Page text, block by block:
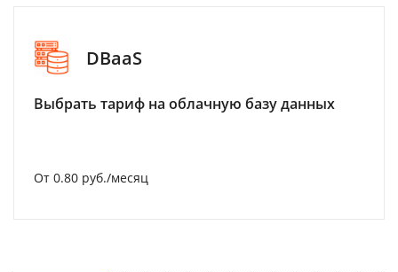
DBaaS
Выбрать тариф на облачную базу данных
От 0.80 руб./месяц